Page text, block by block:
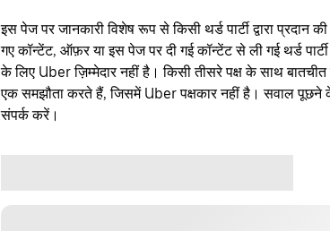
इस पेज पर जानकारी विशेष रूप से किसी थर्ड पार्टी द्वारा प्रदान
गए कॉन्टेंट, ऑफ़र या इस पेज पर दी गई कॉन्टेंट से ली गई थर्ड
के लिए Uber ज़िम्मेदार नहीं है। किसी तीसरे पक्ष के साथ
एक समझौता करते हैं, जिसमें Uber पक्षकार नहीं है। सवाल पूछने
संपर्क करें।